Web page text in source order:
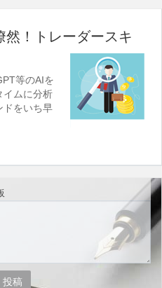
然！トレーダースキ
等のAIを
イムに分析
ドをいち早
投稿